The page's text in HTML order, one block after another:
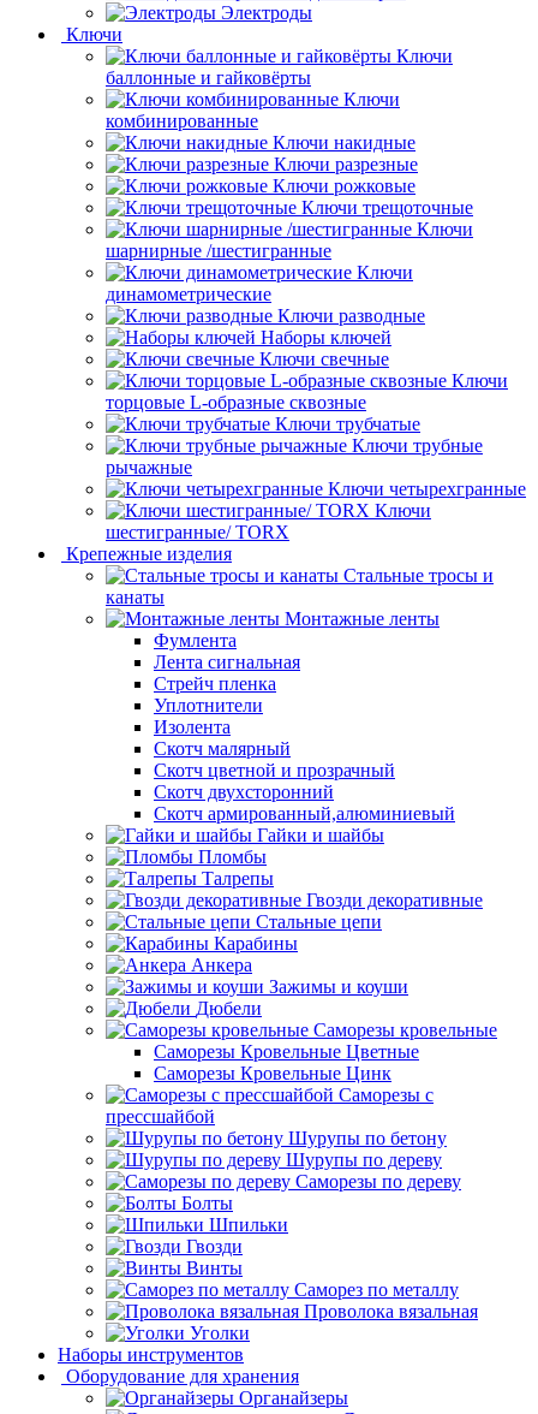
Электроды
Ключи
Ключи
баллонные и гайковёрты
Ключи
комбинированные
Ключи накидные
Ключи разрезные
Ключи рожковые
Ключи трещоточные
Ключи
шарнирные /шестигранные
Ключи
динамометрические
Ключи разводные
Наборы ключей
Ключи свечные
Ключи
торцовые L-образные сквозные
Ключи трубчатые
Ключи трубные
рычажные
Ключи четырехгранные
Ключи
шестигранные/ TORX
Крепежные изделия
Стальные тросы и
канаты
Монтажные ленты
Фумлента
Лента сигнальная
Стрейч пленка
Уплотнители
Изолента
Скотч малярный
Скотч цветной и прозрачный
Скотч двухсторонний
Скотч армированный,алюминиевый
Гайки и шайбы
Пломбы
Талрепы
Гвозди декоративные
Стальные цепи
Карабины
Анкера
Зажимы и коуши
Дюбели
Саморезы кровельные
Саморезы Кровельные Цветные
Саморезы Кровельные Цинк
Саморезы с
прессшайбой
Шурупы по бетону
Шурупы по дереву
Саморезы по дереву
Болты
Шпильки
Гвозди
Винты
Саморез по металлу
Проволока вязальная
Уголки
Наборы инструментов
Оборудование для хранения
Органайзеры